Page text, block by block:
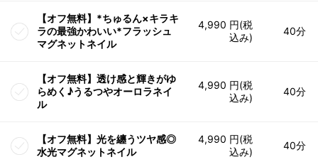
【オフ無料】*ちゅるん×キラキ
ラの最強かわいい*フラッシュ
マグネットネイル
4,990 円(税
込み)
40分
【オフ無料】透け感と輝きがゆ
らめく♪うるつやオーロラネイ
ル
4,990 円(税
込み)
40分
【オフ無料】光を纏うツヤ感◎
水光マグネットネイル
4,990 円(税
込み)
40分